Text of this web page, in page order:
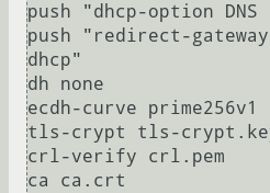
push "dhcp-option
push "redirect-
dhcp"
dh none
ecdh-curve prime256v1
tls-crypt tls-
crl-verify crl.pem
ca ca.crt